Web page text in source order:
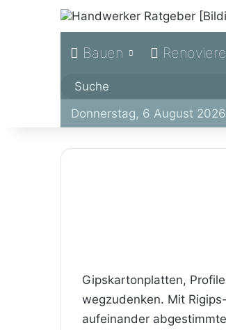
Bauen
Donnerstag, 6 August 2026
Gipskartonplatten,
wegzudenken. Mit
aufeinander